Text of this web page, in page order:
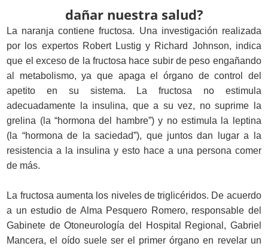
dañar nuestra salud?
La naranja contiene fructosa. Una investigación realizada
por los expertos Robert Lustig y Richard Johnson, indica
que el exceso de la fructosa hace subir de peso engañando
al metabolismo, ya que apaga el órgano de control del
apetito en su sistema. La fructosa no estimula
adecuadamente la insulina, que a su vez, no suprime la
grelina (la “hormona del hambre”) y no estimula la leptina
(la “hormona de la saciedad”), que juntos dan lugar a la
resistencia a la insulina y esto hace a una persona comer
de más.
La fructosa aumenta los niveles de triglicéridos. De acuerdo
a un estudio de Alma Pesquero Romero, responsable del
Gabinete de Otoneurología del Hospital Regional, Gabriel
Mancera, el oído suele ser el primer órgano en revelar un